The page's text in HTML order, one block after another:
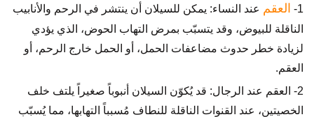
1- العقم عند النساء: يمكن للسيلان أن ينتشر في الرحم والأنابيب
الناقلة للبيوض، وقد يتسبّب بمرض التهاب الحوض، الذي يؤدي
لزيادة خطر حدوث مضاعفات الحمل، أو الحمل خارج الرحم، أو
العقم.
2- العقم عند الرجال: قد يُكوّن السيلان أنبوباً صغيراً يلتف خلف
الخصيتين، عند القنوات الناقلة للنطاف مُسبباً التهابها، مما يُسبّب